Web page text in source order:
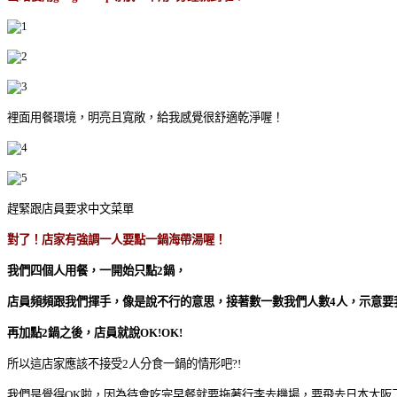
裡面用餐環境，明亮且寬敞，給我感覺很舒適乾淨喔！
趕緊跟店員要求中文菜單
對了！店家有強調一人要點一鍋海帶湯喔！
我們四個人用餐，一開始只點2鍋，
店員頻頻跟我們揮手，像是說不行的意思，接著數一數我們人數4人，示意要
再加點2鍋之後，店員就說OK!OK!
所以這店家應該不接受2人分食一鍋的情形吧?!
我們是覺得OK啦，因為待會吃完早餐就要拖著行李去機場，要飛去日本大阪